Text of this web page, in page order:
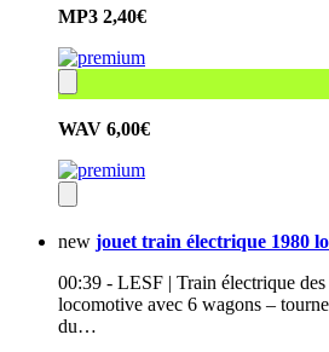
MP3 2,40€
WAV 6,00€
new jouet train électrique 1980
00:39 - LESF | Train électrique des
locomotive avec 6 wagons –
du…